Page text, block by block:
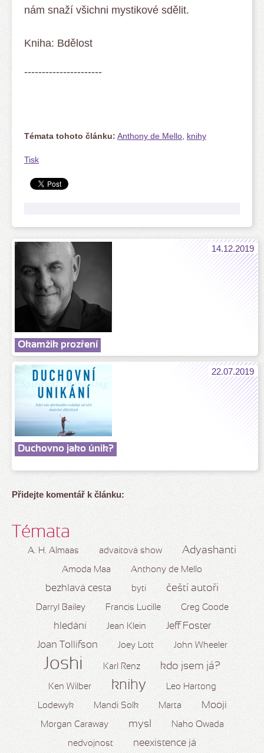
nám snaží všichni mystikové sdělit.
Kniha: Bdělost
----------------------
Témata tohoto článku: Anthony de Mello, knihy
Tisk
14.12.2019
Okamžik prozření
22.07.2019
Duchovno jako únik?
Přidejte komentář k článku:
Témata
A. H. Almaas advaitová show Adyashanti
Amoda Maa Anthony de Mello
bezhlavá cesta bytí čeští autoři
Darryl Bailey Francis Lucille Greg Goode
hledání Jean Klein Jeff Foster
Joan Tollifson Joey Lott John Wheeler
Joshi Karl Renz kdo jsem já?
Ken Wilber knihy Leo Hartong
Lodewyk Mandi Solk Marta Mooji
Morgan Caraway mysl Naho Owada
nedvojnost neexistence já